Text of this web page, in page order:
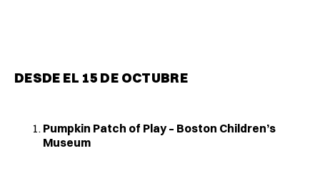
DESDE EL 15 DE OCTUBRE
Pumpkin Patch of Play – Boston Children’s
Museum